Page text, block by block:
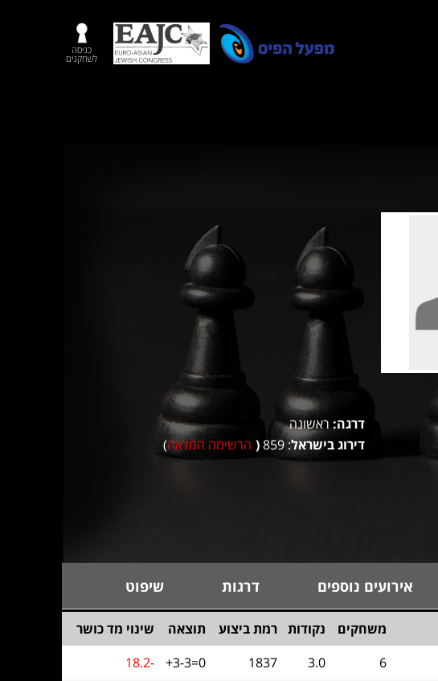
כניסה
לשחקנים
דרגה: ראשונה
דירוג בישראל: 859
( הרשימה המלאה)
אירועים נוספים דרגות שיפוט
משחקים נקודות רמת ביצוע תוצאה
שינוי מד כושר
6
3.0
1837
+3-3=0
18.2-